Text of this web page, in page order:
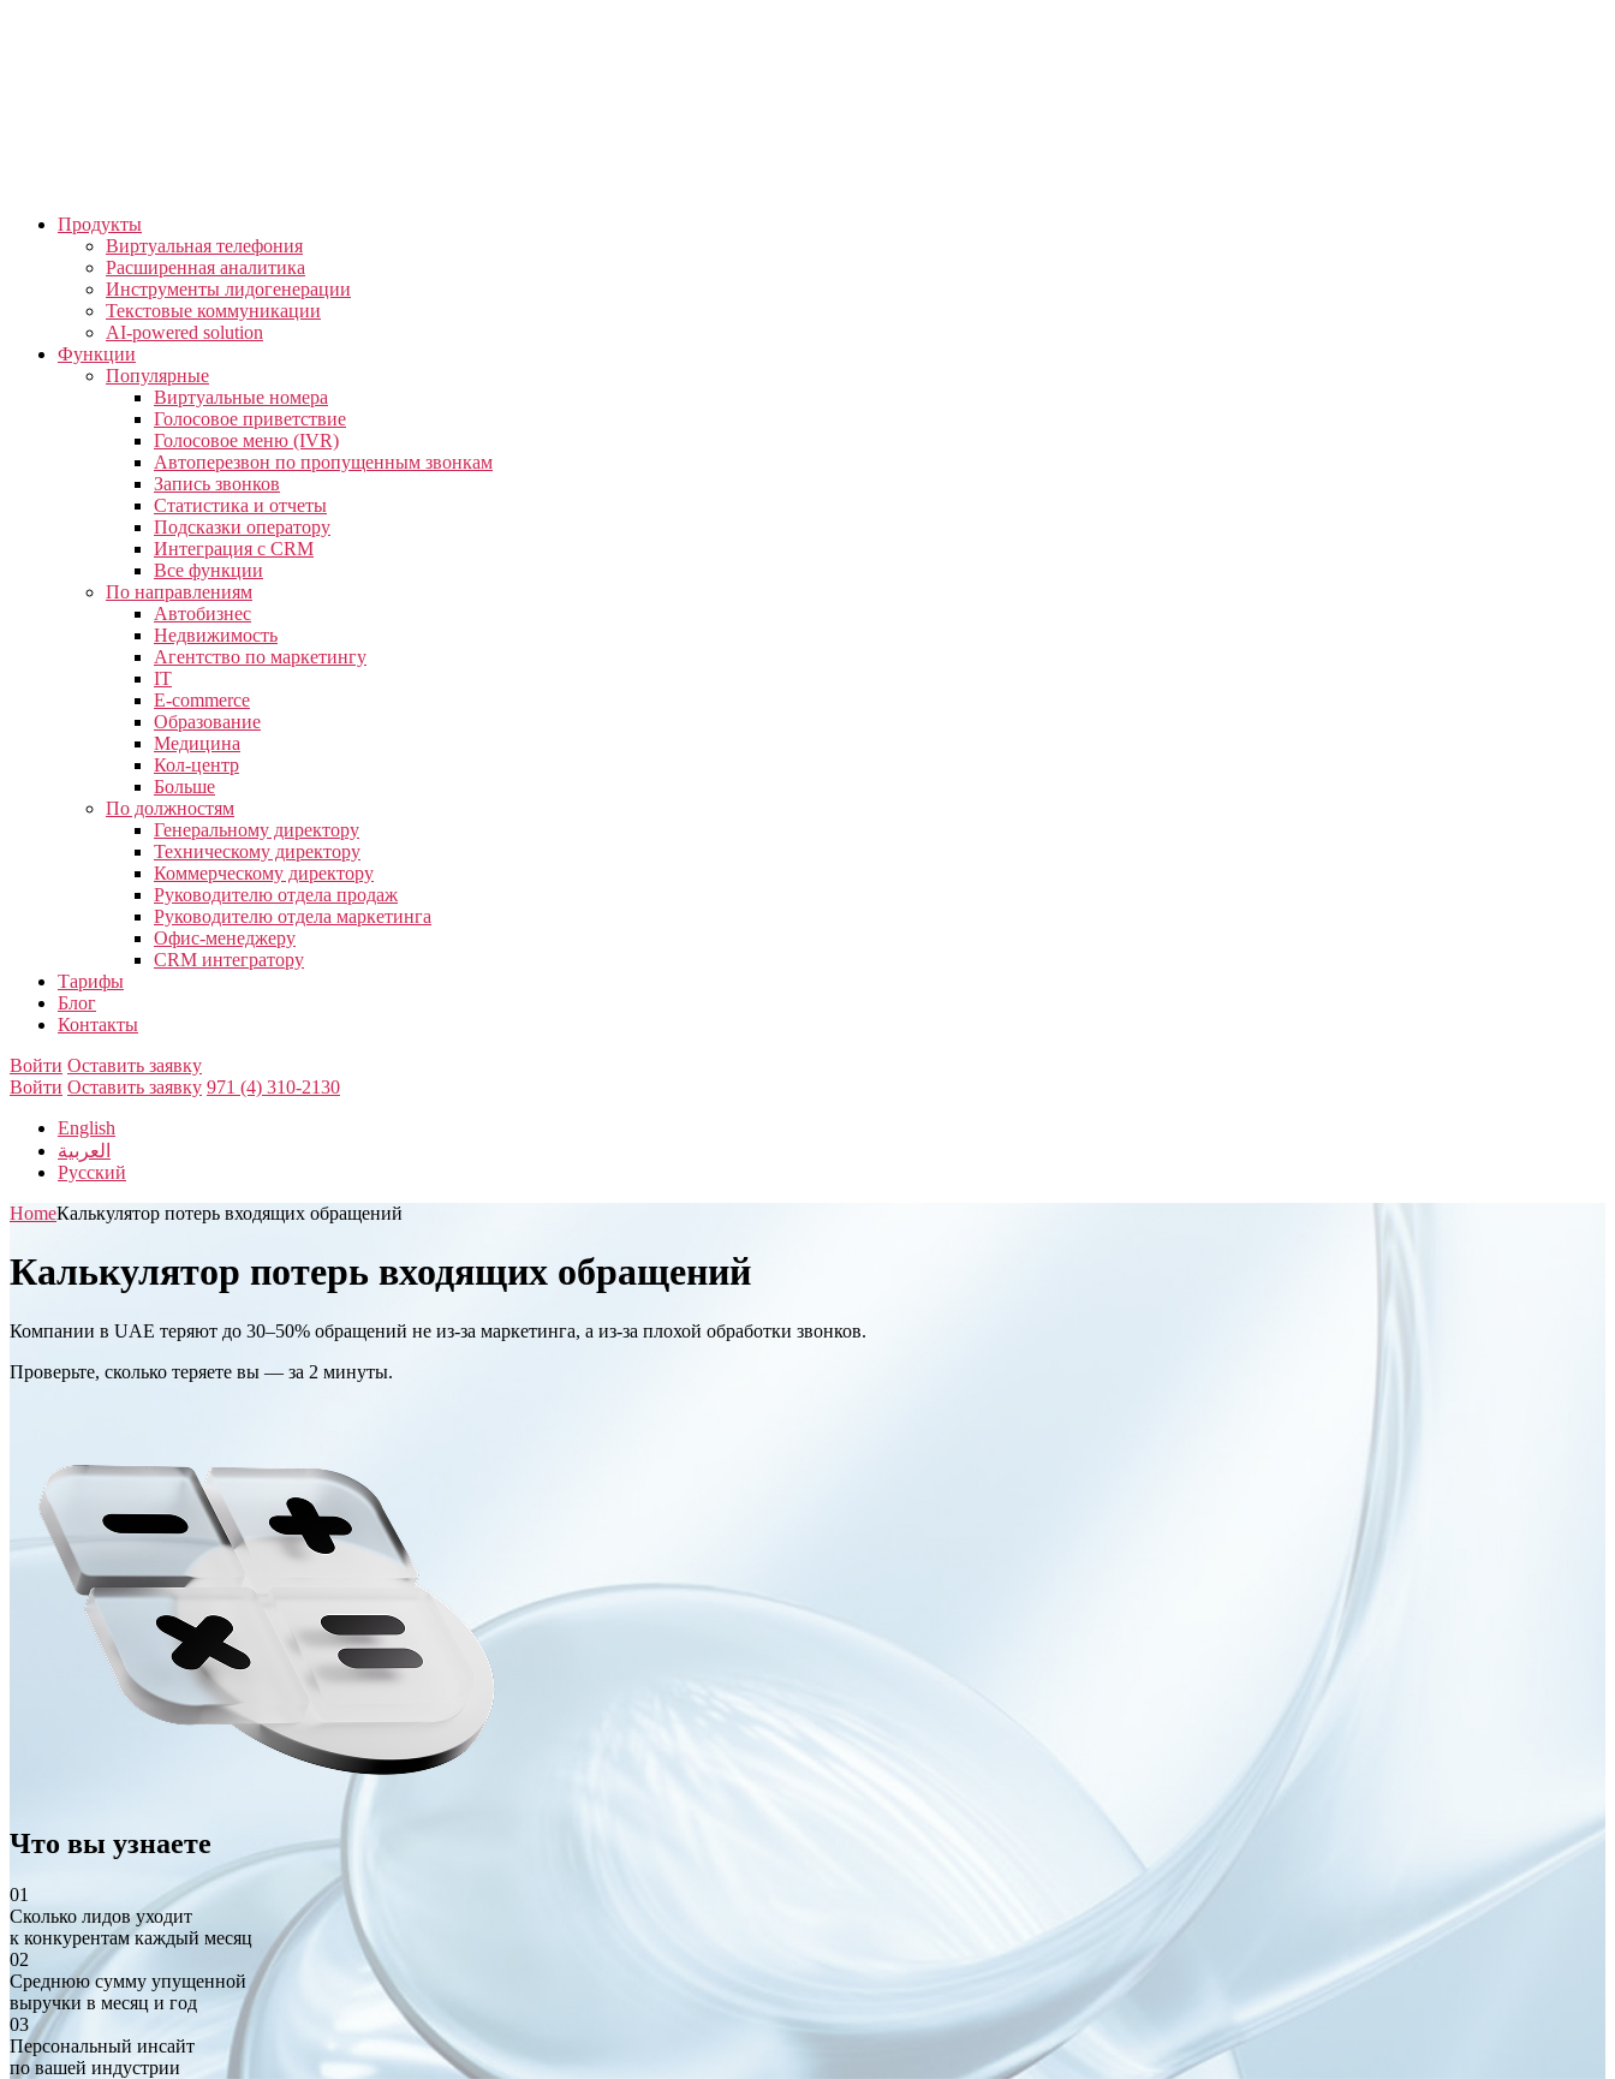
Продукты
Виртуальная телефония
Расширенная аналитика
Инструменты лидогенерации
Текстовые коммуникации
AI-powered solution
Функции
Популярные
Виртуальные номера
Голосовое приветствие
Голосовое меню (IVR)
Автоперезвон по пропущенным звонкам
Запись звонков
Статистика и отчеты
Подсказки оператору
Интеграция с CRM
Все функции
По направлениям
Автобизнес
Недвижимость
Агентство по маркетингу
IT
E-commerce
Образование
Медицина
Кол-центр
Больше
По должностям
Генеральному директору
Техническому директору
Коммерческому директору
Руководителю отдела продаж
Руководителю отдела маркетинга
Офис-менеджеру
CRM интегратору
Тарифы
Блог
Контакты
Войти Оставить заявку
Войти Оставить заявку 971 (4) 310-2130
English
العربية
Русский
HomeКалькулятор потерь входящих обращений
Калькулятор потерь входящих обращений
Компании в UAE теряют до 30–50% обращений не из-за маркетинга, а из-за плохой обработки звонков.
Проверьте, сколько теряете вы — за 2 минуты.
Что вы узнаете
01
Сколько лидов уходит
к конкурентам каждый месяц
02
Среднюю сумму упущенной
выручки в месяц и год
03
Персональный инсайт
по вашей индустрии